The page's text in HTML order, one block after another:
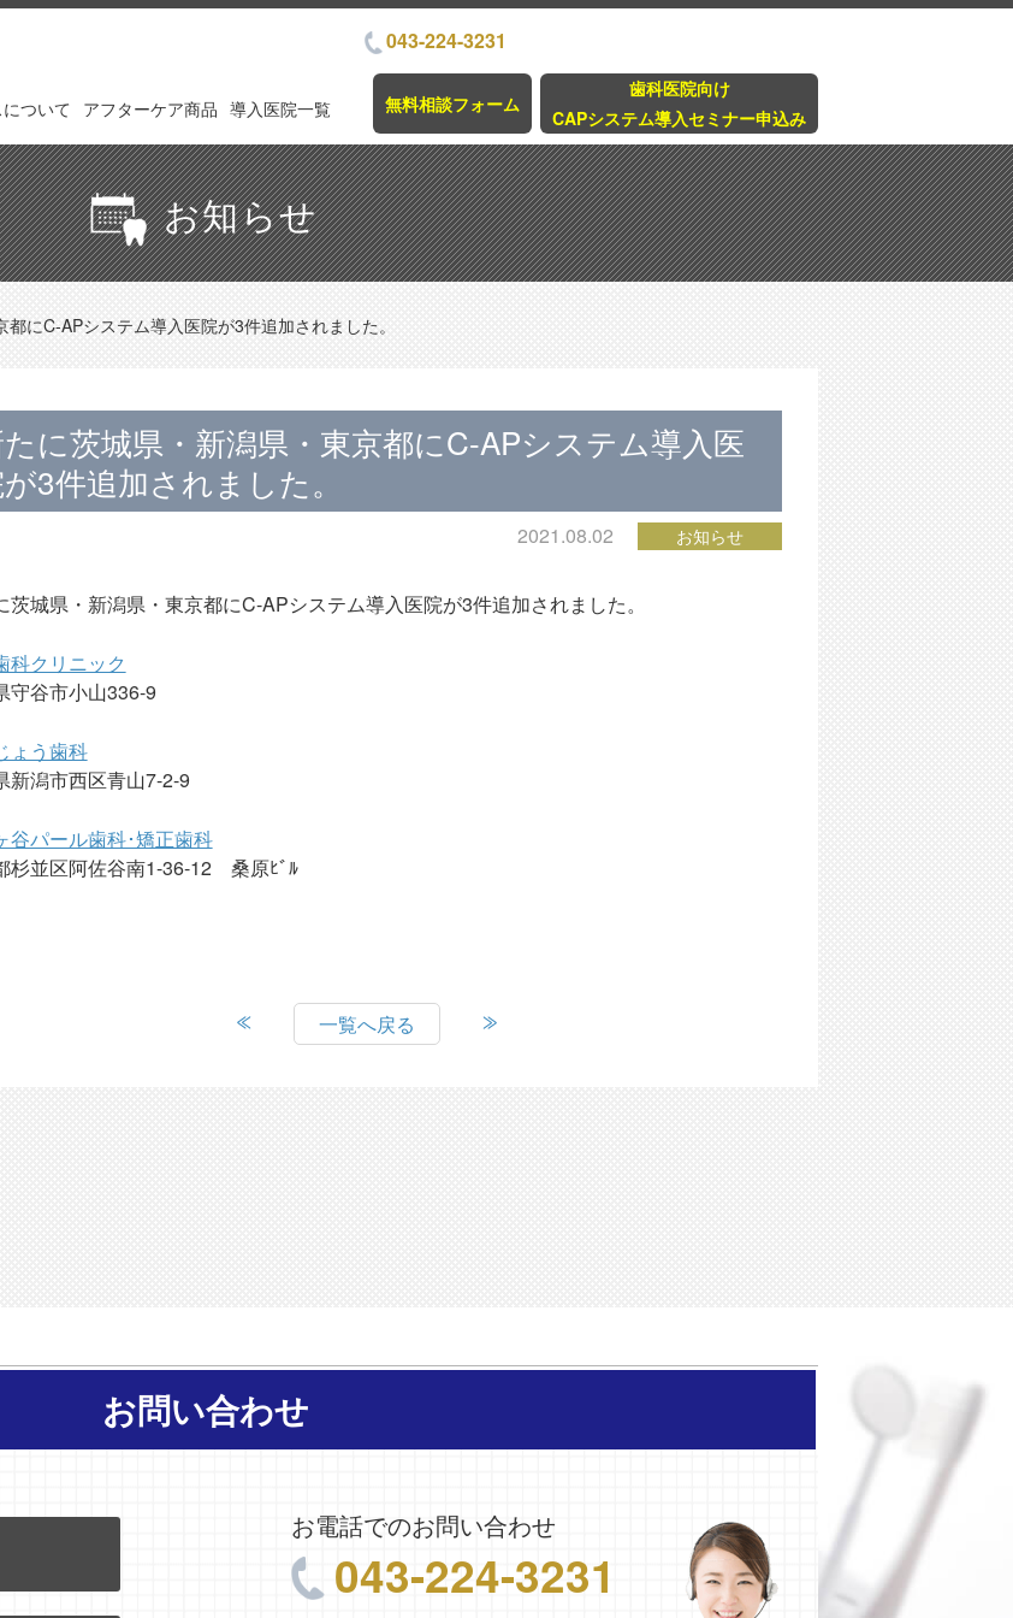
ついて アフターケア商品 導入医院一覧
043-224-3231
無料相談フォーム
歯科医院向け
CAPシステム導入セミナー申込み
お知らせ
にC-APシステム導入医院が3件追加されました。
に茨城県・新潟県・東京都にC-APシステム導入医
3件追加されました。
2021.08.02 お知らせ
茨城県・新潟県・東京都にC-APシステム導入医院が3件追加されました。
科クリニック
守谷市小山336-9
ょう歯科
新潟市西区青山7-2-9
谷パール歯科･矯正歯科
杉並区阿佐谷南1-36-12 桑原ﾋﾞﾙ
一覧へ戻る
お問い合わせ
お電話でのお問い合わせ
043-224-3231